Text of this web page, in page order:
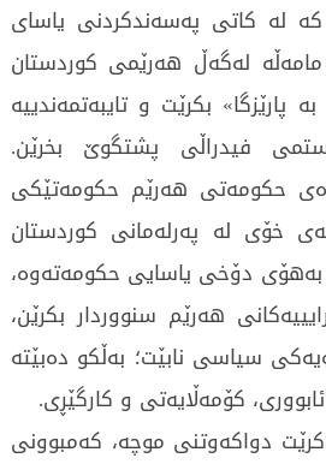
لە کاتی پەسەندکردنی یاسای
لەگەڵ هەرێمی کوردستان
پارێزگا» بکرێت و تایبەتمەندییە
فیدراڵی پشتگوێ بخرێن.
حکومەتی هەرێم حکومەتێکی
خۆی لە پەرلەمانی کوردستان
بەهۆی دۆخی یاسایی حکومەتەوە،
هەرێم سنووردار بکرێن،
سیاسی نابێت؛ بەڵکو دەبێتە
کۆمەڵایەتی و کارگێڕی.
دواکەوتنی موچە، کەمبوونی